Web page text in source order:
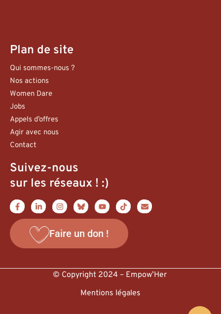
Plan de site
Qui sommes-nous ?
Nos actions
Women Dare
Jobs
Appels d’offres
Agir avec nous
Contact
Suivez-nous
sur les réseaux ! :)
Faire un don !
© Copyright 2024 – Empow’Her
Mentions légales